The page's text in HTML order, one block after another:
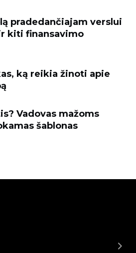
pradedančiajam verslui
kiti finansavimo
ką reikia žinoti apie
Vadovas mažoms
šablonas